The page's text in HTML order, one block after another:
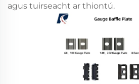
agus tuirseacht ar thiontú.